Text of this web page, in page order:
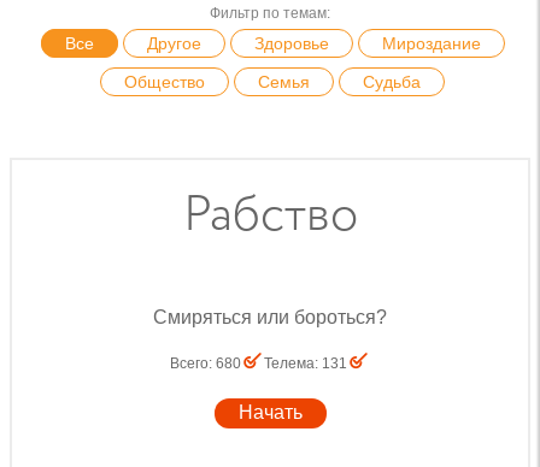
Фильтр по темам:
Все Другое Здоровье
Мироздание
Общество
Семья Судьба
Рабство
Смиряться или бороться?
Всего: 680 Телема: 131
Начать